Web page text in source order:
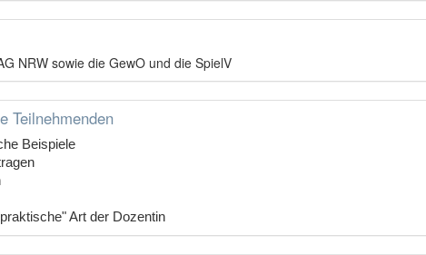
NRW sowie die GewO und die SpielV
Teilnehmenden
Beispiele
Art der Dozentin